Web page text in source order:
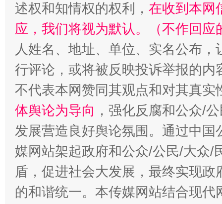
“蜀中异人”王建安的艺术幻境
述权和知情权的权利， 在收到本网
应，我们将视为默认。（不作回应
人姓名、地址、单位、实名公布
行评论，或将被反映投诉举报的
不代表本网赞同其观点和对其真实
体舆论为导向 ，强化反腐和公众/
发展营造良好舆论氛围。通过中
媒网站架起政府和公众/公民/大众/
盾，促进社会大发展，最终实现
的和谐统一。本传媒网站结合现